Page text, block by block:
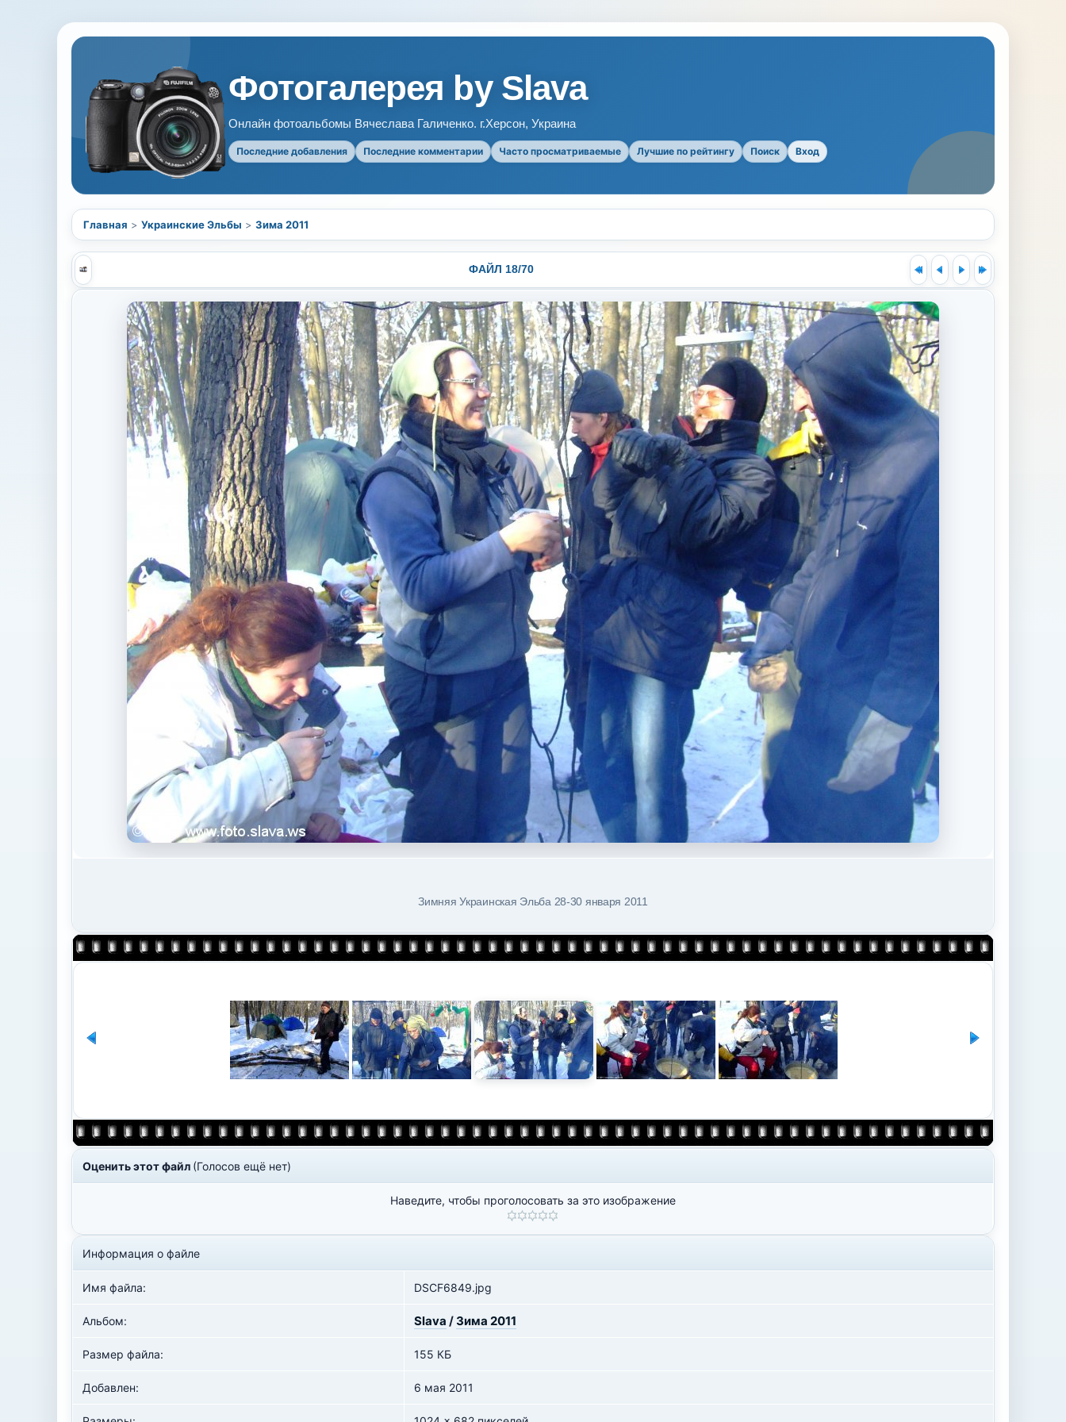
Фотогалерея by Slava
Онлайн фотоальбомы Вячеслава Галиченко. г.Херсон, Украина
Последние добавления Последние комментарии Часто просматриваемые Лучшие по рейтингу Поиск Вход
Главная > Украинские Эльбы > Зима 2011
ФАЙЛ 18/70
Зимняя Украинская Эльба 28-30 января 2011
Оценить этот файл (Голосов ещё нет)
Наведите, чтобы проголосовать за это изображение
Информация о файле
Имя файла: DSCF6849.jpg
Альбом: Slava / Зима 2011
Размер файла: 155 КБ
Добавлен: 6 мая 2011